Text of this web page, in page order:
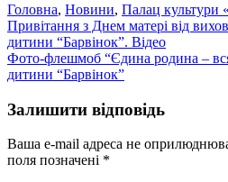
Головна, Новини, Палац культури
Навігація
записів
Привітання з Днем матері від
дитини “Барвінок”. Відео
Фото-флешмоб “Єдина родина –
дитини “Барвінок”
Залишити відповідь
Ваша e-mail адреса не
поля позначені *